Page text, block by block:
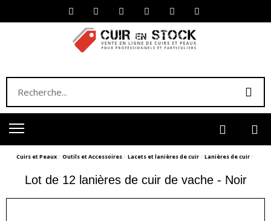
Cuirs et Peaux Outils et Accessoires Lacets et lanières de cuir Lanières de cuir
Lot de 12 lanières de cuir de vache - Noir